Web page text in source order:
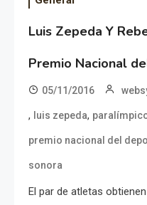
Luis Zepeda Y
Premio Nacional
05/11/2016
, luis zepeda,
premio nacional del
sonora
El par de atletas